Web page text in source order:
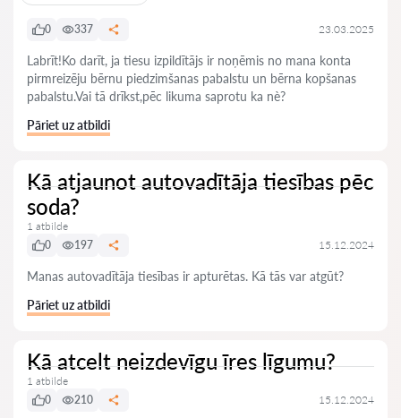
0 337 23.03.2025
Labrīt!Ko darīt, ja tiesu izpildītājs ir noņēmis no mana konta
pirmreizēju bērnu piedzimšanas pabalstu un bērna kopšanas
pabalstu.Vai tā drīkst,pēc likuma saprotu ka nè?
Pāriet uz atbildi
Kā atjaunot autovadītāja tiesības pēc
soda?
1 atbilde
0
197 15.12.2024
Manas autovadītāja tiesības ir apturētas. Kā tās var atgūt?
Pāriet uz atbildi
Kā atcelt neizdevīgu īres līgumu?
1 atbilde
0
210 15.12.2024